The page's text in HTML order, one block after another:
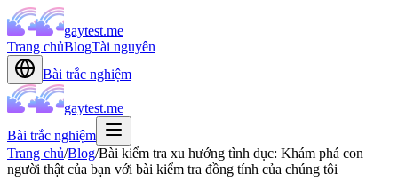
gaytest.me
Trang chủBlogTài nguyên
Bài trắc nghiệm
gaytest.me
Bài trắc nghiệm
Trang chủ/Blog/Bài kiểm tra xu hướng tình dục: Khám phá con
người thật của bạn với bài kiểm tra đồng tính của chúng tôi